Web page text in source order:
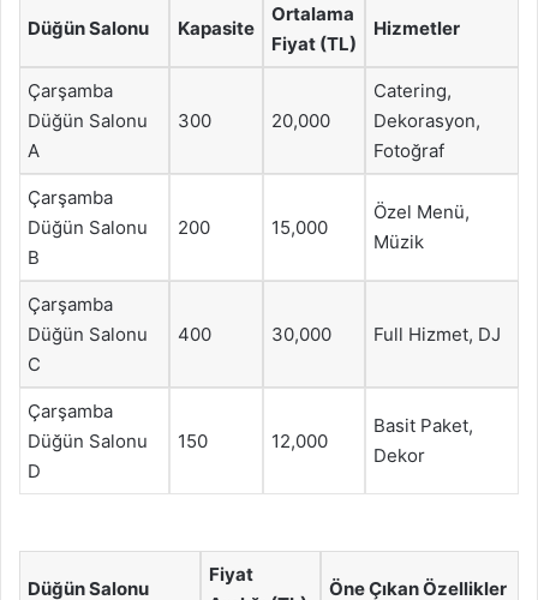
Düğün Salonu Kapasite
Ortalama
Fiyat (TL)
Hizmetler
Çarşamba
Düğün Salonu
A
300 20,000
Catering,
Dekorasyon,
Fotoğraf
Çarşamba
Düğün Salonu
B
200 15,000
Özel Menü,
Müzik
Çarşamba
Düğün Salonu
C
400 30,000 Full Hizmet, DJ
Çarşamba
Düğün Salonu
D
150 12,000
Basit Paket,
Dekor
Düğün Salonu
Fiyat
Öne Çıkan Özellikler